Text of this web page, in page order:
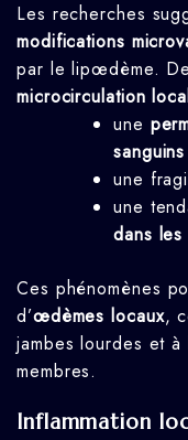
Les recherches
modifications
par le lipœdème.
microcirculation
une
sanguins
une
une
dans les
Ces phénomènes
d’œdèmes locaux,
jambes lourdes et à
membres.
Inflammation